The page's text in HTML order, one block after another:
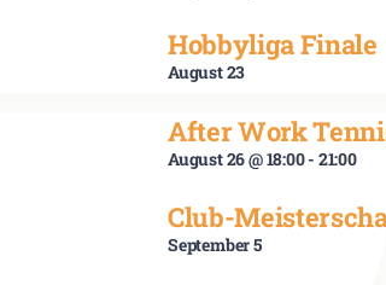
Hobbyliga Finale
August 23
After Work
August 26 @ 18:00- 21:00
Club-
September 5